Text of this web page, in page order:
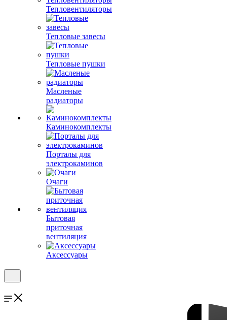
Тепловентиляторы
Тепловые завесы
Тепловые пушки
Масленые
радиаторы
Каминокомплекты
Порталы для
электрокаминов
Очаги
Бытовая
приточная
вентиляция
Аксессуары